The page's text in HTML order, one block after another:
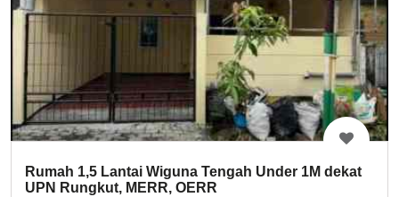
Rumah 1,5 Lantai Wiguna Tengah Under 1M dekat
UPN Rungkut, MERR, OERR